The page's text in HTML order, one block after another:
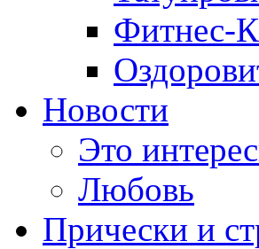
Фитнес-
Новости
Это
Любовь
Прически и